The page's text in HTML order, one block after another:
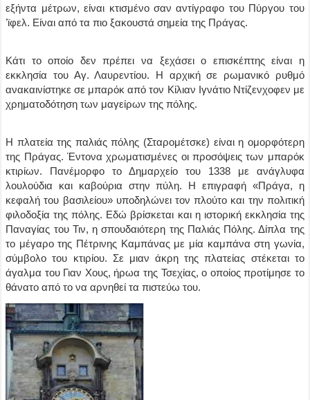
εξήντα μέτρων, είναι κτισμένο σαν αντίγραφο του Πύργου του
ʼϊφελ. Είναι από τα πιο ξακουστά σημεία της Πράγας.
Κάτι το οποίο δεν πρέπει να ξεχάσει ο επισκέπτης είναι η
εκκλησία του Αγ. Λαυρεντίου. Η αρχική σε ρωμανικό ρυθμό
ανακαινίστηκε σε μπαρόκ από τον Κίλιαν Ιγνάτιο Ντίζενχοφεν με
χρηματοδότηση των μαγείρων της πόλης.
Η πλατεία της παλιάς πόλης (Σταρομέτσκε) είναι η ομορφότερη
της Πράγας. Έντονα χρωματισμένες οι προσόψεις των μπαρόκ
κτιρίων. Πανέμορφο το Δημαρχείο του 1338 με ανάγλυφα
λουλούδια και καβούρια στην πύλη. Η επιγραφή «Πράγα, η
κεφαλή του βασιλείου» υποδηλώνει τον πλούτο και την πολιτική
φιλοδοξία της πόλης. Εδώ βρίσκεται και η ιστορική εκκλησία της
Παναγίας του Τιν, η σπουδαιότερη της Παλιάς Πόλης. Δίπλα της
το μέγαρο της Πέτρινης Καμπάνας με μία καμπάνα στη γωνία,
σύμβολο του κτιρίου. Σε μιαν άκρη της πλατείας στέκεται το
άγαλμα του Γιαν Χους, ήρωα της Τσεχίας, ο οποίος προτίμησε το
θάνατο από το να αρνηθεί τα πιστεύω του.